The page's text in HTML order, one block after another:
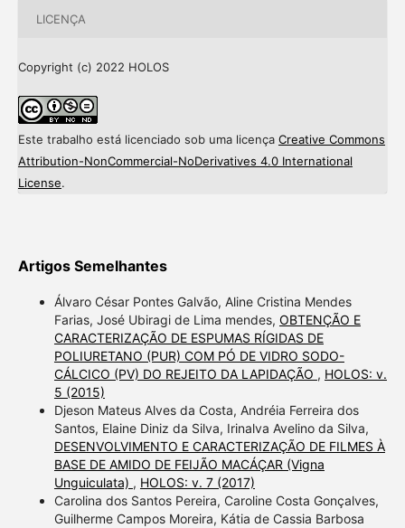
LICENÇA
Copyright (c) 2022 HOLOS
Este trabalho está licenciado sob uma licença Creative Commons
Attribution-NonCommercial-NoDerivatives 4.0 International
License.
Artigos Semelhantes
Álvaro César Pontes Galvão, Aline Cristina Mendes
Farias, José Ubiragi de Lima mendes, OBTENÇÃO E
CARACTERIZAÇÃO DE ESPUMAS RÍGIDAS DE
POLIURETANO (PUR) COM PÓ DE VIDRO SODO-
CÁLCICO (PV) DO REJEITO DA LAPIDAÇÃO , HOLOS: v.
5 (2015)
Djeson Mateus Alves da Costa, Andréia Ferreira dos
Santos, Elaine Diniz da Silva, Irinalva Avelino da Silva,
DESENVOLVIMENTO E CARACTERIZAÇÃO DE FILMES À
BASE DE AMIDO DE FEIJÃO MACÁÇAR (Vigna
Unguiculata) , HOLOS: v. 7 (2017)
Carolina dos Santos Pereira, Caroline Costa Gonçalves,
Guilherme Campos Moreira, Kátia de Cassia Barbosa